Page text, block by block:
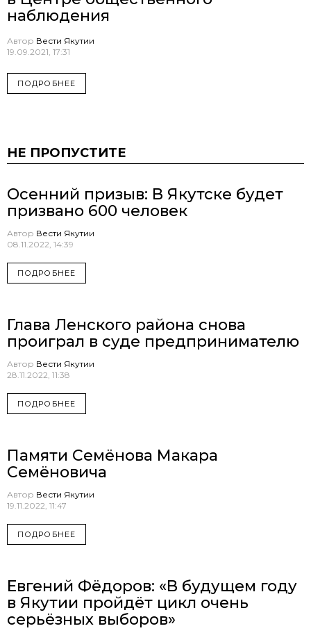
наблюдения
Автор Вести Якутии
19.09.2021, 17:31
ПОДРОБНЕЕ
НЕ ПРОПУСТИТЕ
Осенний призыв: В Якутске будет
призвано 600 человек
Автор Вести Якутии
08.11.2022, 14:39
ПОДРОБНЕЕ
Глава Ленского района снова
проиграл в суде предпринимателю
Автор Вести Якутии
28.11.2022, 11:38
ПОДРОБНЕЕ
Памяти Семёнова Макара
Семёновича
Автор Вести Якутии
19.11.2022, 11:47
ПОДРОБНЕЕ
Евгений Фёдоров: «В будущем году
в Якутии пройдёт цикл очень
серьёзных выборов»